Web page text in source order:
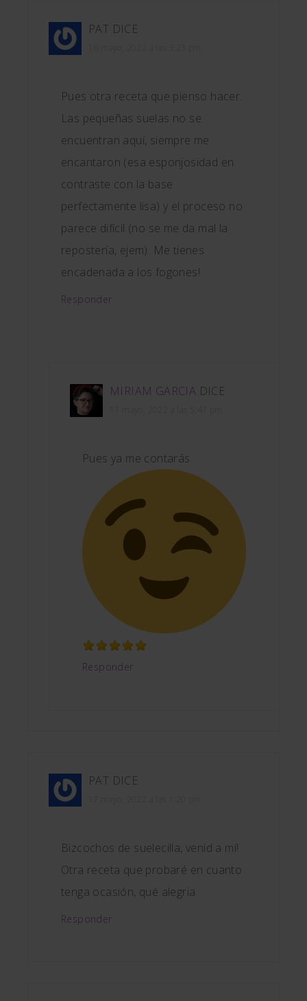
PAT DICE
Pues otra receta que pienso hacer.
Las pequeñas suelas no se
encuentran aquí, siempre me
encantaron (esa esponjosidad en
contraste con la base
perfectamente lisa) y el proceso no
parece difícil (no se me da mal la
repostería, ejem). Me tienes
encadenada a los fogones!
Responder
MIRIAM GARCIA DICE
Pues ya me contarás
Responder
PAT DICE
Bizcochos de suelecilla, venid a mí!
Otra receta que probaré en cuanto
tenga ocasión, qué alegria
Responder